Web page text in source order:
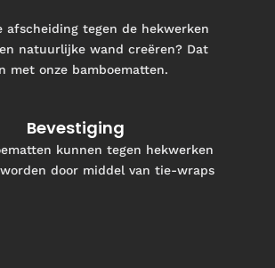
afscheiding tegen de hekwerken
natuurlijke wand creëren? Dat
met onze bamboematten.
Bevestiging
kunnen tegen hekwerken
door middel van tie-wraps